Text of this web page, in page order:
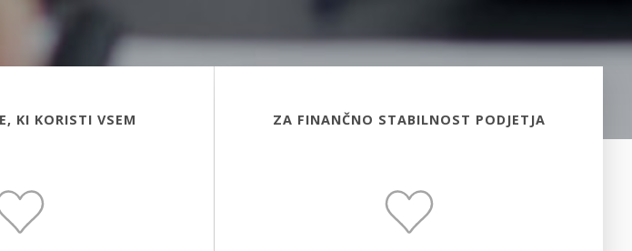
KI KORISTI VSEM ZA FINANČNO STABILNOST PODJETJA